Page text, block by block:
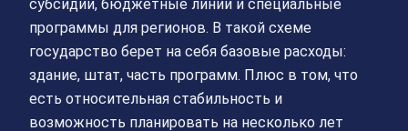
субсидии, бюджетные линии и специальные
программы для регионов. В такой схеме
государство берет на себя базовые расходы:
здание, штат, часть программ. Плюс в том, что
есть относительная стабильность и
возможность планировать на несколько лет